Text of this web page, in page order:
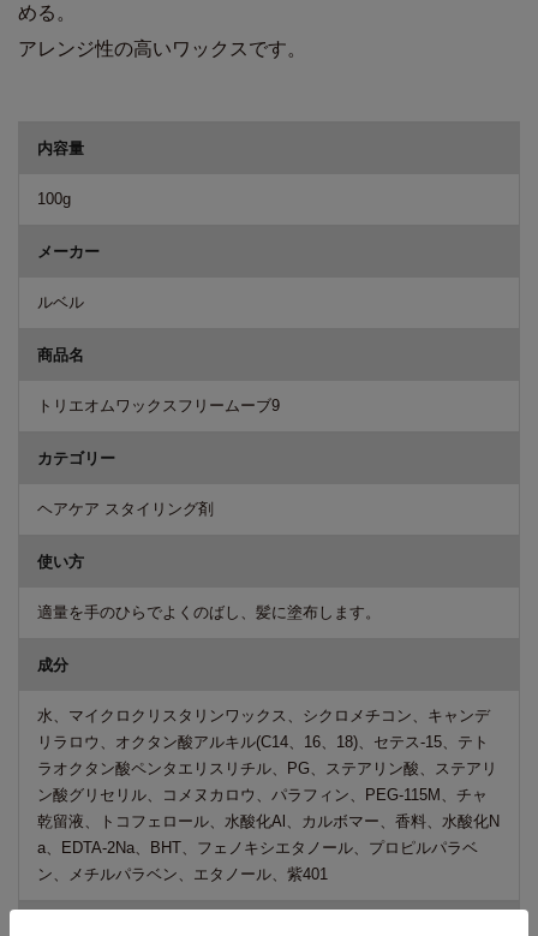
める。
アレンジ性の高いワックスです。
内容量
100g
メーカー
ルベル
商品名
トリエオムワックスフリームーブ9
カテゴリー
ヘアケア スタイリング剤
使い方
適量を手のひらでよくのばし、髪に塗布します。
成分
水、マイクロクリスタリンワックス、シクロメチコン、キャンデ
リラロウ、オクタン酸アルキル(C14、16、18)、セテス-15、テト
ラオクタン酸ペンタエリスリチル、PG、ステアリン酸、ステアリ
ン酸グリセリル、コメヌカロウ、パラフィン、PEG-115M、チャ
乾留液、トコフェロール、水酸化Al、カルボマー、香料、水酸化N
a、EDTA-2Na、BHT、フェノキシエタノール、プロピルパラベ
ン、メチルパラベン、エタノール、紫401